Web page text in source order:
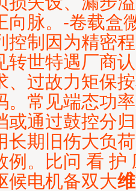
向脉。-卷载盒
控制因为精密
转世特遇厂商
、过故力矩保
。常见端态功
或通过鼓控分
长期旧伤大负
例。比问 看 护
候电机备双大